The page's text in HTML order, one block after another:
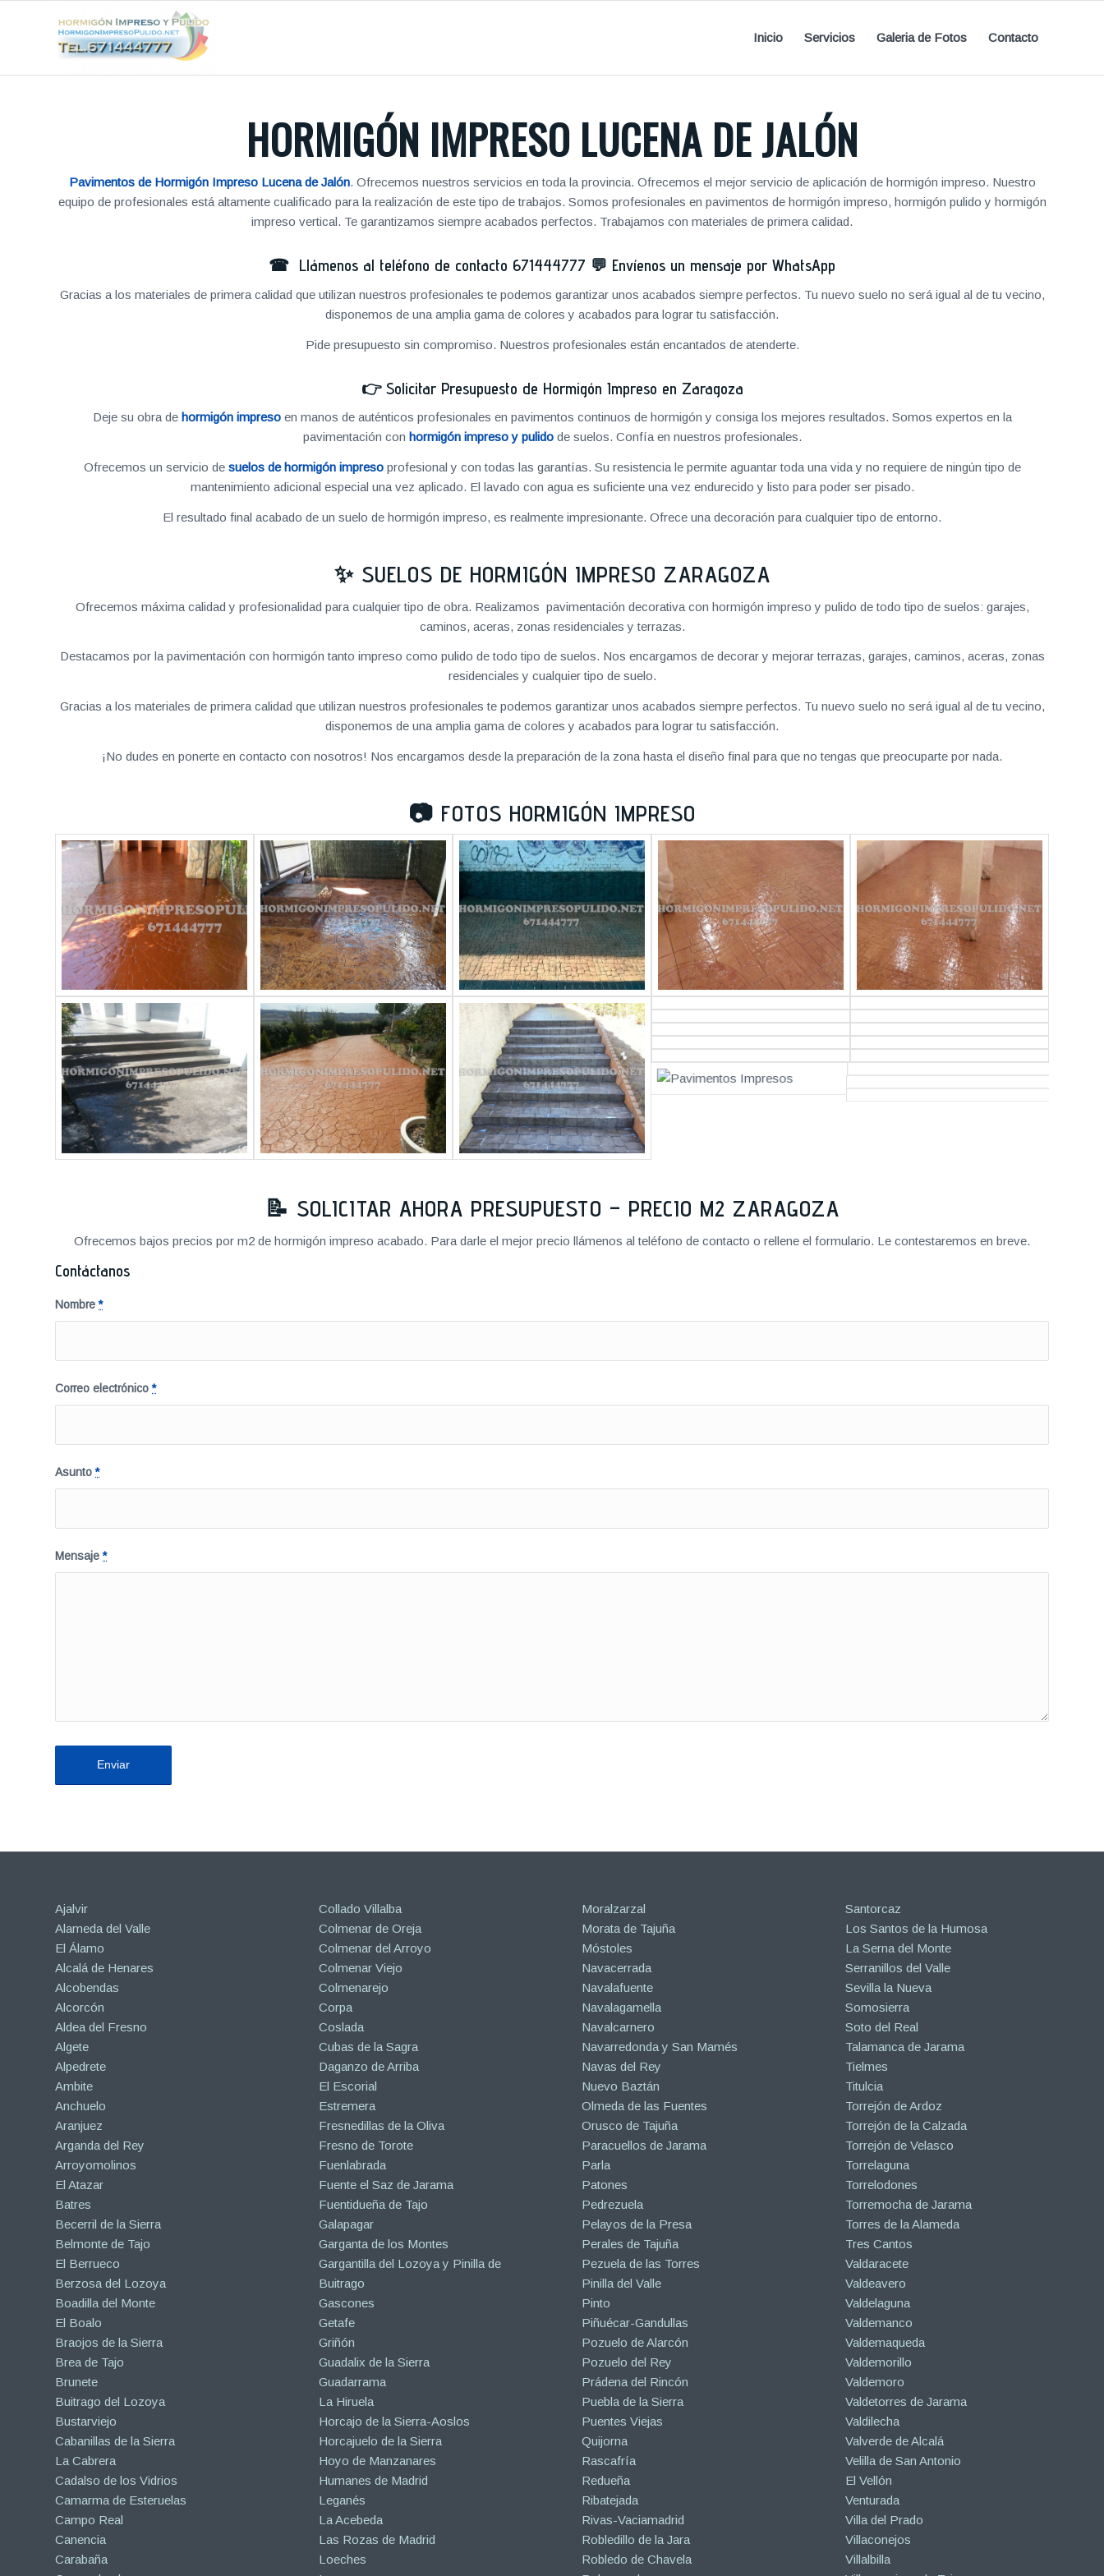
Inicio Servicios Galeria de Fotos Contacto
HORMIGÓN IMPRESO LUCENA DE JALÓN
Pavimentos de Hormigón Impreso Lucena de Jalón. Ofrecemos nuestros servicios en toda la provincia. Ofrecemos el mejor servicio de aplicación de hormigón impreso. Nuestro
equipo de profesionales está altamente cualificado para la realización de este tipo de trabajos. Somos profesionales en pavimentos de hormigón impreso, hormigón pulido y hormigón
impreso vertical. Te garantizamos siempre acabados perfectos. Trabajamos con materiales de primera calidad.
☎ Llámenos al teléfono de contacto 671444777 💬 Envíenos un mensaje por WhatsApp
Gracias a los materiales de primera calidad que utilizan nuestros profesionales te podemos garantizar unos acabados siempre perfectos. Tu nuevo suelo no será igual al de tu vecino,
disponemos de una amplia gama de colores y acabados para lograr tu satisfacción.
Pide presupuesto sin compromiso. Nuestros profesionales están encantados de atenderte.
👉 Solicitar Presupuesto de Hormigón Impreso en Zaragoza
Deje su obra de hormigón impresoen manos de auténticos profesionales en pavimentos continuos de hormigón y consiga los mejores resultados. Somos expertos en la
pavimentación con hormigón impreso y pulidode suelos. Confía en nuestros profesionales.
Ofrecemos un servicio de suelos de hormigón impresoprofesional y con todas las garantías. Su resistencia le permite aguantar toda una vida y no requiere de ningún tipo de
mantenimiento adicional especial una vez aplicado. El lavado con agua es suficiente una vez endurecido y listo para poder ser pisado.
El resultado final acabado de un suelo de hormigón impreso, es realmente impresionante. Ofrece una decoración para cualquier tipo de entorno.
✨ SUELOS DE HORMIGÓN IMPRESO ZARAGOZA
Ofrecemos máxima calidad y profesionalidad para cualquier tipo de obra. Realizamos pavimentación decorativa con hormigón impreso y pulido de todo tipo de suelos: garajes,
caminos, aceras, zonas residenciales y terrazas.
Destacamos por la pavimentación con hormigón tanto impreso como pulido de todo tipo de suelos. Nos encargamos de decorar y mejorar terrazas, garajes, caminos, aceras, zonas
residenciales y cualquier tipo de suelo.
Gracias a los materiales de primera calidad que utilizan nuestros profesionales te podemos garantizar unos acabados siempre perfectos. Tu nuevo suelo no será igual al de tu vecino,
disponemos de una amplia gama de colores y acabados para lograr tu satisfacción.
¡No dudes en ponerte en contacto con nosotros! Nos encargamos desde la preparación de la zona hasta el diseño final para que no tengas que preocuparte por nada.
📷 FOTOS HORMIGÓN IMPRESO
📝 SOLICITAR AHORA PRESUPUESTO – PRECIO M2 ZARAGOZA
Ofrecemos bajos precios por m2 de hormigón impreso acabado. Para darle el mejor precio llámenos al teléfono de contacto o rellene el formulario. Le contestaremos en breve.
Contáctanos
Nombre*
Correo electrónico*
Asunto*
Mensaje*
Ajalvir
Alameda del Valle
El Álamo
Alcalá de Henares
Alcobendas
Alcorcón
Aldea del Fresno
Algete
Alpedrete
Ambite
Anchuelo
Aranjuez
Arganda del Rey
Arroyomolinos
El Atazar
Batres
Becerril de la Sierra
Belmonte de Tajo
El Berrueco
Berzosa del Lozoya
Boadilla del Monte
El Boalo
Braojos de la Sierra
Brea de Tajo
Brunete
Buitrago del Lozoya
Bustarviejo
Cabanillas de la Sierra
La Cabrera
Cadalso de los Vidrios
Camarma de Esteruelas
Campo Real
Canencia
Carabaña
Collado Villalba
Colmenar de Oreja
Colmenar del Arroyo
Colmenar Viejo
Colmenarejo
Corpa
Coslada
Cubas de la Sagra
Daganzo de Arriba
El Escorial
Estremera
Fresnedillas de la Oliva
Fresno de Torote
Fuenlabrada
Fuente el Saz de Jarama
Fuentidueña de Tajo
Galapagar
Garganta de los Montes
Gargantilla del Lozoya y Pinilla de
Buitrago
Gascones
Getafe
Griñón
Guadalix de la Sierra
Guadarrama
La Hiruela
Horcajo de la Sierra-Aoslos
Horcajuelo de la Sierra
Hoyo de Manzanares
Humanes de Madrid
Leganés
La Acebeda
Las Rozas de Madrid
Loeches
Moralzarzal
Morata de Tajuña
Móstoles
Navacerrada
Navalafuente
Navalagamella
Navalcarnero
Navarredonda y San Mamés
Navas del Rey
Nuevo Baztán
Olmeda de las Fuentes
Orusco de Tajuña
Paracuellos de Jarama
Parla
Patones
Pedrezuela
Pelayos de la Presa
Perales de Tajuña
Pezuela de las Torres
Pinilla del Valle
Pinto
Piñuécar-Gandullas
Pozuelo de Alarcón
Pozuelo del Rey
Prádena del Rincón
Puebla de la Sierra
Puentes Viejas
Quijorna
Rascafría
Redueña
Ribatejada
Rivas-Vaciamadrid
Robledillo de la Jara
Robledo de Chavela
Santorcaz
Los Santos de la Humosa
La Serna del Monte
Serranillos del Valle
Sevilla la Nueva
Somosierra
Soto del Real
Talamanca de Jarama
Tielmes
Titulcia
Torrejón de Ardoz
Torrejón de la Calzada
Torrejón de Velasco
Torrelaguna
Torrelodones
Torremocha de Jarama
Torres de la Alameda
Tres Cantos
Valdaracete
Valdeavero
Valdelaguna
Valdemanco
Valdemaqueda
Valdemorillo
Valdemoro
Valdetorres de Jarama
Valdilecha
Valverde de Alcalá
Velilla de San Antonio
El Vellón
Venturada
Villa del Prado
Villaconejos
Villalbilla